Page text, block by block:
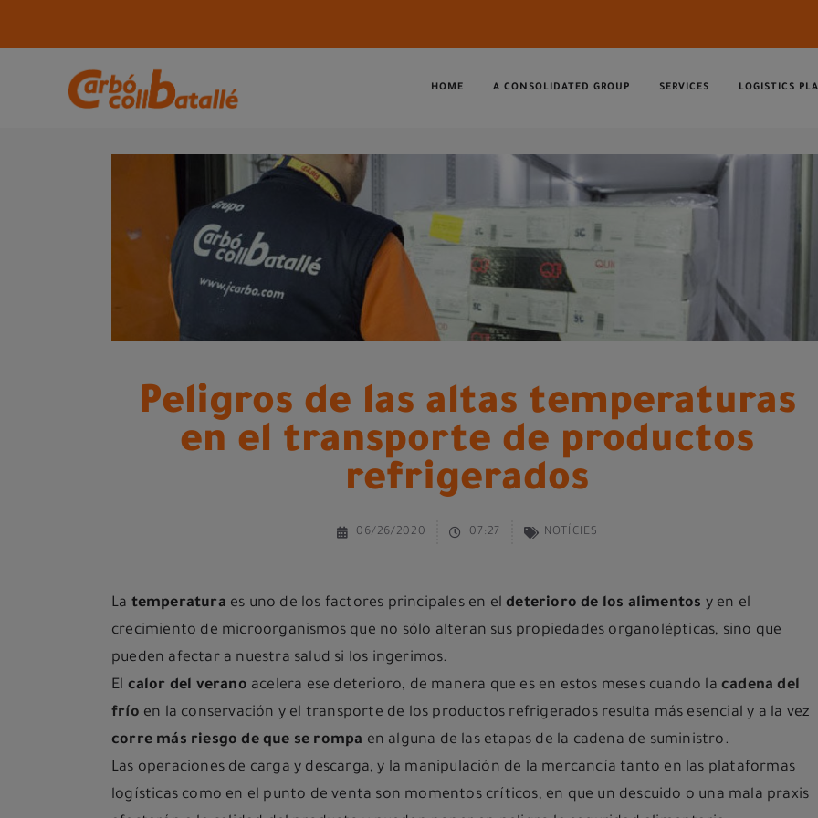
HOME A CONSOLIDATED GROUP SERVICES LOGISTICS
Peligros de las altas temperaturas
en el transporte de productos
refrigerados
06/26/2020 07:27 NOTÍCIES
La temperatura es uno de los factores principales en eldeterioro de los alimentos y en el
crecimiento de microorganismos que no sólo alteran sus propiedades organolépticas, sino que
pueden afectar a nuestra salud si los ingerimos.
El calor del verano acelera ese deterioro, de manera que es en estos meses cuando lacadena del
frío en la conservación y el transporte de los productos refrigerados resulta más esencial y a la vez
corre más riesgo de que se rompa en alguna de las etapas de la cadena de suministro.
Las operaciones de carga y descarga, y la manipulación de la mercancía tanto en las plataformas
logísticas como en el punto de venta son momentos críticos, en que un descuido o una mala praxis